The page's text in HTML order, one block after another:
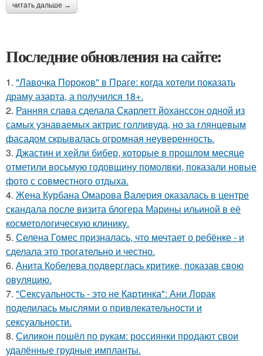
читать дальше →
Последние обновления на сайте:
1. "Лавочка Пороков" в Праге: когда хотели показать
драму азарта, а получился 18+.
2. Ранняя слава сделала Скарлетт йоханссон одной из
самых узнаваемых актрис голливуда, но за глянцевым
фасадом скрывалась огромная неуверенность.
3. Джастин и хейли бибер, которые в прошлом месяце
отметили восьмую годовщину помолвки, показали новые
фото с совместного отдыха.
4. Жена Курбана Омарова Валерия оказалась в центре
скандала после визита блогера Марины ильиной в её
косметологическую клинику.
5. Селена Гомес призналась, что мечтает о ребёнке - и
сделала это трогательно и честно.
6. Анита Кобелева подверглась критике, показав свою
овуляцию.
7. "Сексуальность - это не Картинка": Ани Лорак
поделилась мыслями о привлекательности и
сексуальности.
8. Силикон пошёл по рукам: россиянки продают свои
удалённые грудные импланты.